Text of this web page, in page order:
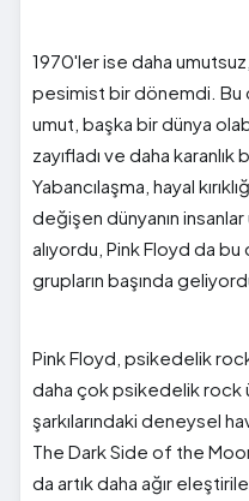
1970'ler ise daha
pesimist bir dönemdi.
umut, başka bir dünya
zayıfladı ve daha karanlık
Yabancılaşma, hayal
değişen dünyanın insanlar
alıyordu, Pink Floyd da bu
grupların başında
Pink Floyd, psikedelik
daha çok psikedelik rock
şarkılarındaki deneysel
The Dark Side of the
da artık daha ağır